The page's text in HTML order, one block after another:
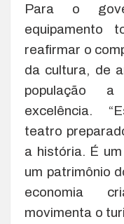
Para o
equipamento
reafirmar o
da cultura, de
população
excelência.
teatro
a história. É
um patrimônio
economia
movimenta o